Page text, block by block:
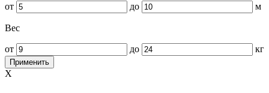
от до м
Вес
от до кг
Применить
X